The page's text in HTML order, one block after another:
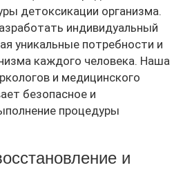
детоксикации организма.
индивидуальный
уникальные потребности и
каждого человека. Наша
и медицинского
безопасное и
процедуры
и